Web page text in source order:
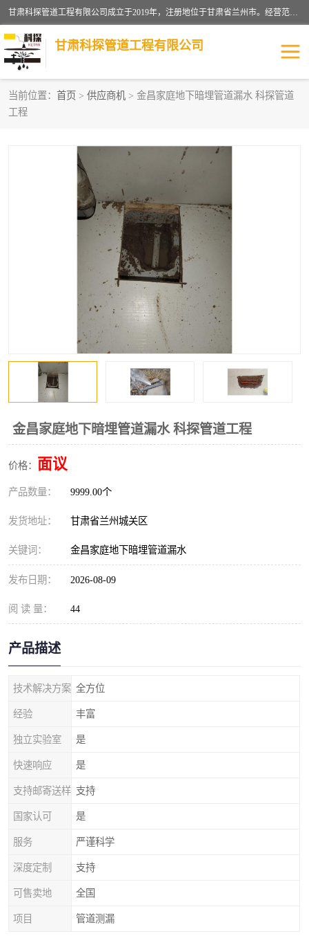
甘肃科探管道工程有限公司成立于2019年，注册地位于甘肃省兰州市。经营范围包括管道安装、清洗、疏通、维修、检测，防水工程，工程钻孔，化粪池清理，暖气安装，给排水管道安装维修，室内外管道如消防、供水、供热管道漏水检测定位，室内外防水堵漏等。
甘肃科探管道工程有限公司
当前位置： 首页 > 供应商机 > 金昌家庭地下暗埋管道漏水 科探管道
工程
金昌家庭地下暗埋管道漏水 科探管道工程
价格： 面议
产品数量： 9999.00个
发货地址： 甘肃省兰州城关区
关键词： 金昌家庭地下暗埋管道漏水
发布日期： 2026-08-09
阅 读 量： 44
产品描述
技术解决方案 全方位
经验 丰富
独立实验室 是
快速响应 是
支持邮寄送样 支持
国家认可 是
服务 严谨科学
深度定制 支持
可售卖地 全国
项目 管道测漏
管道安装维修
漏水检查维修 消防管道漏水
供热管道漏水 排水管道漏水
自来水管漏水 管道疏通
高压车疏通清淤